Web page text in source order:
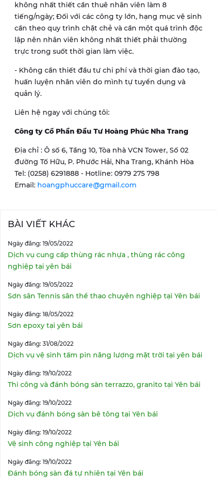
không nhất thiết cần thuê nhân viên làm 8
tiếng/ngày; Đối với các công ty lớn, hạng mục vệ sinh
cần theo quy trình chặt chẻ và cần một quá trình độc
lập nên nhân viên không nhất thiết phải thường
trực trong suốt thời gian làm việc.
- Không cần thiết đầu tư chi phí và thời gian đào tạo,
huấn luyện nhân viên do mình tự tuyển dụng và
quản lý.
Liên hệ ngay với chúng tôi:
Công ty Cổ Phần Đầu Tư Hoàng Phúc Nha Trang
Địa chỉ : Ô số 6, Tầng 10, Tòa nhà VCN Tower, Số 02
đường Tố Hữu, P. Phước Hải, Nha Trang, Khánh Hòa
Tel: (0258) 6291888 - Hotline: 0979 275 798
Email: hoangphuccare@gmail.com
BÀI VIẾT KHÁC
Ngày đăng: 19/05/2022
Dịch vụ cung cấp thùng rác nhựa , thùng rác công
nghiệp tại yên bái
Ngày đăng: 19/05/2022
Sơn sân Tennis sân thể thao chuyên nghiệp tại Yên bái
Ngày đăng: 18/05/2022
Sơn epoxy tại yên bái
Ngày đăng: 31/08/2022
Dịch vụ vệ sinh tấm pin năng lượng mặt trời tại yên bái
Ngày đăng: 19/10/2022
Thi công và đánh bóng sàn terrazzo, granito tại Yên bái
Ngày đăng: 19/10/2022
Dịch vụ đánh bóng sàn bê tông tại Yên bái
Ngày đăng: 19/10/2022
Vệ sinh công nghiệp tại Yên bái
Ngày đăng: 19/10/2022
Đánh bóng sàn đá tự nhiên tại Yên bái